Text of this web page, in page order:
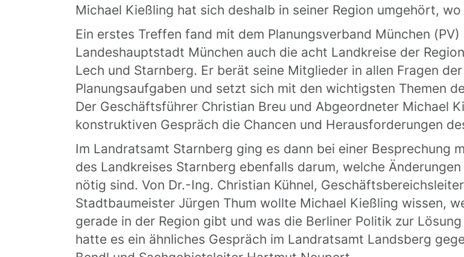
Michael Kießling hat sich deshalb in seiner Region umgehört,
Ein erstes Treffen fand mit dem Planungsverband München
Landeshauptstadt München auch die acht Landkreise der
Lech und Starnberg. Er berät seine Mitglieder in allen Fragen
Planungsaufgaben und setzt sich mit den wichtigsten Themen
Der Geschäftsführer Christian Breu und Abgeordneter Michael
konstruktiven Gespräch die Chancen und Herausforderungen
Im Landratsamt Starnberg ging es dann bei einer Besprechung
des Landkreises Starnberg ebenfalls darum, welche
nötig sind. Von Dr.-Ing. Christian Kühnel,
Stadtbaumeister Jürgen Thum wollte Michael Kießling wissen,
gerade in der Region gibt und was die Berliner Politik zur
hatte es ein ähnliches Gespräch im Landratsamt Landsberg